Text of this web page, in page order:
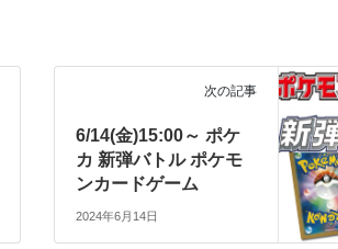
次の記事
6/14(金)15:00～ ポケ
カ 新弾バトル ポケモ
ンカードゲーム
2024年6月14日